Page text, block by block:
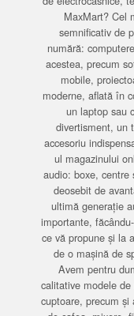
MaxMart? Cel
semnificativ de
numără:
acestea, precum
mobile,
moderne, aflată în
un laptop sau
divertisment, un
accesoriu
ul magazinului
audio: boxe, centre
deosebit de
ultimă generație
importante,
ce vă propune și la
de o mașină de
Avem pentru
calitative modele
cuptoare, precum